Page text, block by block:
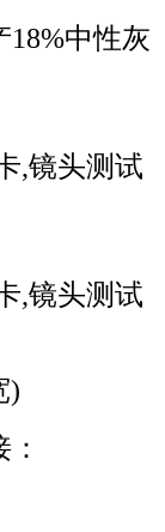
中性灰
)